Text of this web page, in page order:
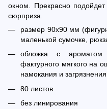
окном. Прекрасно
сюрприза.
размер 90х90 мм
маленькой сумочке,
обложка с ароматом
фактурного мягкого на
намокания и загрязнения
80 листов
без линирования